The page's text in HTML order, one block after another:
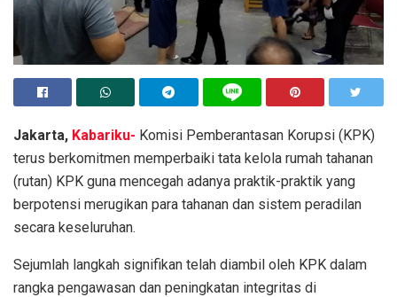
Jakarta, Kabariku- Komisi Pemberantasan Korupsi (KPK)
terus berkomitmen memperbaiki tata kelola rumah tahanan
(rutan) KPK guna mencegah adanya praktik-praktik yang
berpotensi merugikan para tahanan dan sistem peradilan
secara keseluruhan.
Sejumlah langkah signifikan telah diambil oleh KPK dalam
rangka pengawasan dan peningkatan integritas di